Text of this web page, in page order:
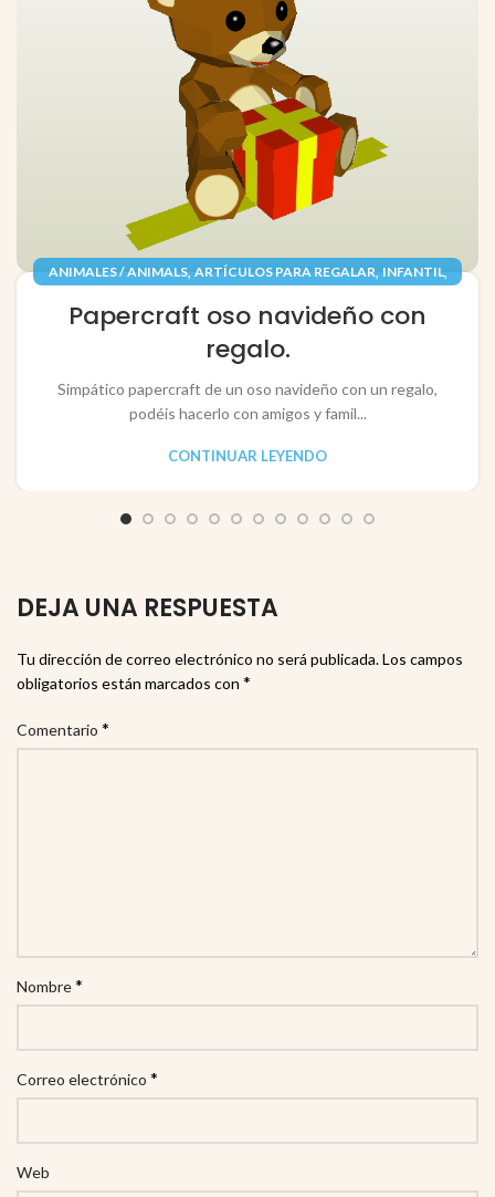
ANIMALES / ANIMALS, ARTÍCULOS PARA REGALAR, INFANTIL,
RECORTABLES PAPERCRAFT
Papercraft oso navideño con
regalo.
Simpático papercraft de un oso navideño con un regalo,
podéis hacerlo con amigos y famil...
CONTINUAR LEYENDO
DEJA UNA RESPUESTA
Tu dirección de correo electrónico no será publicada.Los campos
obligatorios están marcados con *
Comentario *
Nombre*
Correo electrónico *
Web